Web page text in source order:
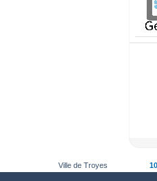
Ville de Troyes